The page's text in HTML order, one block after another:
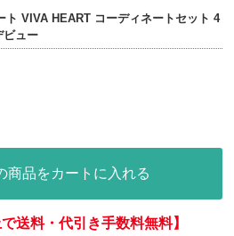
ト VIVA HEART コーディネートセット 4
ビュー
商品をカートに入れる
送料・代引き手数料無料】